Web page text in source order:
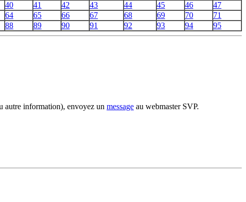
40 41 42 43 44 45 46
47
64 65 66 67 68 69 70
71
88 89 90 91 92 93 94 95
autre information), envoyez un message au webmaster SVP.